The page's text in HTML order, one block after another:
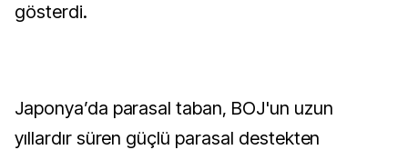
gösterdi.
Japonya’da parasal taban, BOJ'un uzun
yıllardır süren güçlü parasal destekten